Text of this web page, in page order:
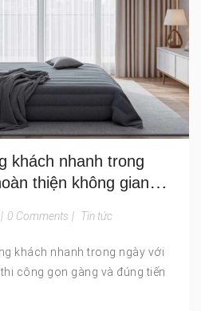
khách nhanh trong
thiện không gian
| 0 Comments | Tin tức
khách nhanh trong ngày với
công gọn gàng và đúng tiến